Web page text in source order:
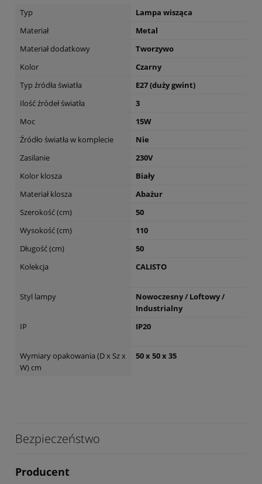
Typ
Lampa wisząca
Materiał
Metal
Materiał dodatkowy
Tworzywo
Kolor
Czarny
Typ źródła światła
E27 (duży gwint)
Ilość źródeł światła
3
Moc
15W
Źródło światła w komplecie
Nie
Zasilanie
230V
Kolor klosza
Biały
Materiał klosza
Abażur
Szerokość (cm)
50
Wysokość (cm)
110
Długość (cm)
50
Kolekcja
CALISTO
Styl lampy
Nowoczesny / Loftowy /
Industrialny
IP
IP20
Wymiary opakowania (D x Sz x
W) cm
50 x 50 x 35
Bezpieczeństwo
Producent